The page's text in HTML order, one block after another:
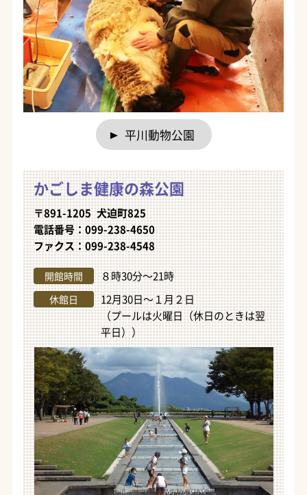
平川動物公園
かごしま健康の森公園
〒891-1205 犬迫町825
電話番号：099-238-4650
ファクス：099-238-4548
開館時間 ８時30分～21時
休館日
12月30日～１月２日
（プールは火曜日（休日のときは翌
平日））